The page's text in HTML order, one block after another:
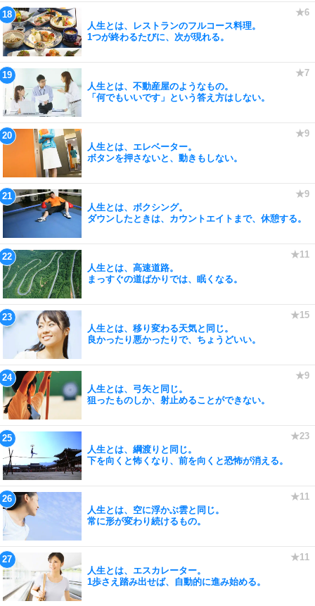
人生とは、レストランのフルコース料理。
1つが終わるたびに、次が現れる。
人生とは、不動産屋のようなもの。
「何でもいいです」という答え方はしない。
人生とは、エレベーター。
ボタンを押さないと、動きもしない。
人生とは、ボクシング。
ダウンしたときは、カウントエイトまで、休憩する。
人生とは、高速道路。
まっすぐの道ばかりでは、眠くなる。
人生とは、移り変わる天気と同じ。
良かったり悪かったりで、ちょうどいい。
人生とは、弓矢と同じ。
狙ったものしか、射止めることができない。
人生とは、綱渡りと同じ。
下を向くと怖くなり、前を向くと恐怖が消える。
人生とは、空に浮かぶ雲と同じ。
常に形が変わり続けるもの。
人生とは、エスカレーター。
1歩さえ踏み出せば、自動的に進み始める。